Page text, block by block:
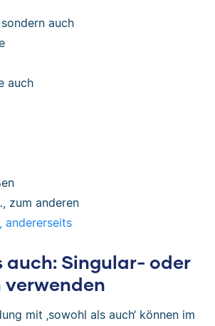
auch
auch
zum anderen
andererseits
auch: Singular- oder
mit ‚sowohl als auch‘ können im